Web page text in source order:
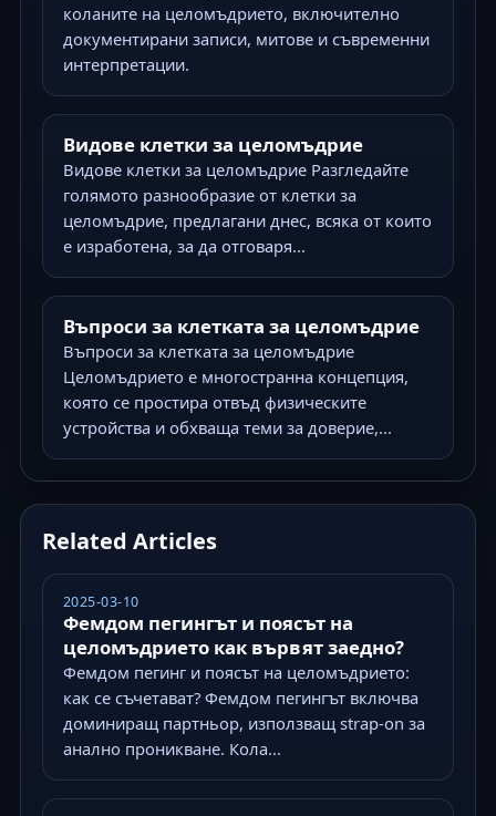
коланите на целомъдрието, включително
документирани записи, митове и съвременни
интерпретации.
Видове клетки за целомъдрие
Видове клетки за целомъдрие Разгледайте
голямото разнообразие от клетки за
целомъдрие, предлагани днес, всяка от които
е изработена, за да отговаря...
Въпроси за клетката за целомъдрие
Въпроси за клетката за целомъдрие
Целомъдрието е многостранна концепция,
която се простира отвъд физическите
устройства и обхваща теми за доверие,...
Related Articles
2025-03-10
Фемдом пегингът и поясът на
целомъдрието как вървят заедно?
Фемдом пегинг и поясът на целомъдрието:
как се съчетават? Фемдом пегингът включва
доминиращ партньор, използващ strap-on за
анално проникване. Кола...